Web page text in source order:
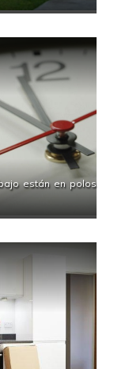
están en polos